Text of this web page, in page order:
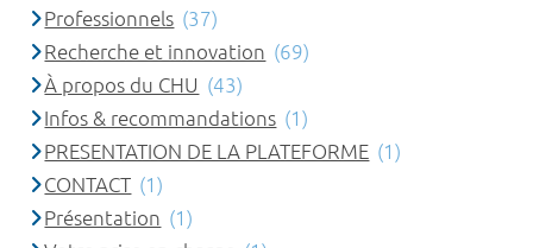
Professionnels (37)
Recherche et innovation (69)
À propos du CHU (43)
Infos & recommandations (1)
PRESENTATION DE LA PLATEFORME (1)
CONTACT (1)
Présentation (1)